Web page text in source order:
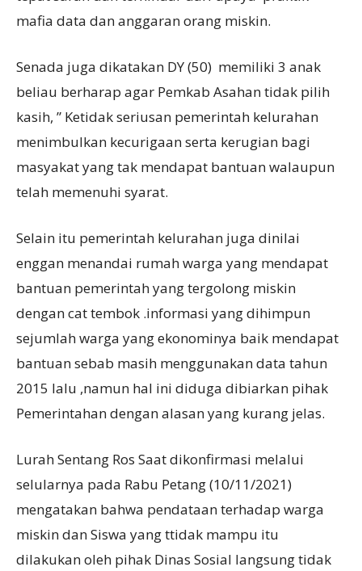
mafia data dan anggaran orang miskin.
Senada juga dikatakan DY (50) memiliki 3 anak
beliau berharap agar Pemkab Asahan tidak pilih
kasih, ” Ketidak seriusan pemerintah kelurahan
menimbulkan kecurigaan serta kerugian bagi
masyakat yang tak mendapat bantuan walaupun
telah memenuhi syarat.
Selain itu pemerintah kelurahan juga dinilai
enggan menandai rumah warga yang mendapat
bantuan pemerintah yang tergolong miskin
dengan cat tembok .informasi yang dihimpun
sejumlah warga yang ekonominya baik mendapat
bantuan sebab masih menggunakan data tahun
2015 lalu ,namun hal ini diduga dibiarkan pihak
Pemerintahan dengan alasan yang kurang jelas.
Lurah Sentang Ros Saat dikonfirmasi melalui
selularnya pada Rabu Petang (10/11/2021)
mengatakan bahwa pendataan terhadap warga
miskin dan Siswa yang ttidak mampu itu
dilakukan oleh pihak Dinas Sosial langsung tidak